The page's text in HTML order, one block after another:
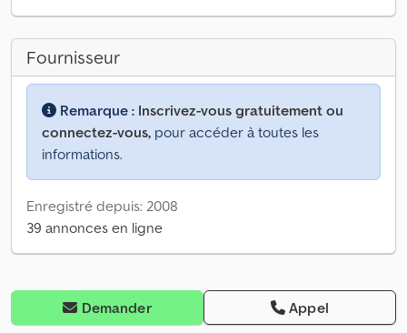
Fournisseur
Remarque : Inscrivez-vous gratuitement ou
connectez-vous, pour accéder à toutes les
informations.
Enregistré depuis: 2008
39 annonces en ligne
Demander Appel